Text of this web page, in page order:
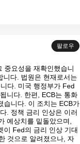
팔로우
중요성을 재확인했습니
니다. 법원은 현재로서는
다. 미국 행정부가 Fed
니다. 한편, ECB는 통화
습니다. 이 조치는 ECB가
. 정책 금리 인상은 이러
예상치를 밑돌았으며,
이 Fed의 금리 인상 기대
것으로 알려졌으나, 자